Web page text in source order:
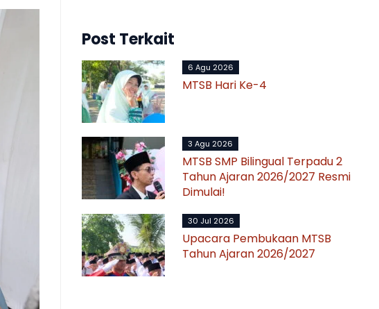
Post Terkait
6 Agu 2026
MTSB Hari Ke-4
3 Agu 2026
MTSB SMP Bilingual Terpadu 2
Tahun Ajaran 2026/2027 Resmi
Dimulai!
30 Jul 2026
Upacara Pembukaan MTSB
Tahun Ajaran 2026/2027